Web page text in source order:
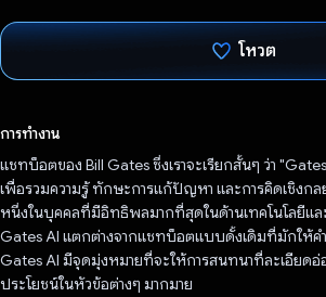
โหวต
การทำงาน
แชทบ็อตของ Bill Gates ซึ่งเราจะเรียกสั้นๆ ว่า
เพื่อรวมความรู้ ทักษะการแก้ปัญหา และการคิดเชิงก
หนึ่งในบุคคลที่มีอิทธิพลมากที่สุดในด้านเทคโนโลยีแ
Gates AI แตกต่างจากแชทบ็อตแบบดั้งเดิมที่มักให้ค
Gates AI มีจุดมุ่งหมายที่จะให้การสนทนาที่ละเอียด
ประโยชน์ในหัวข้อต่างๆ มากมาย